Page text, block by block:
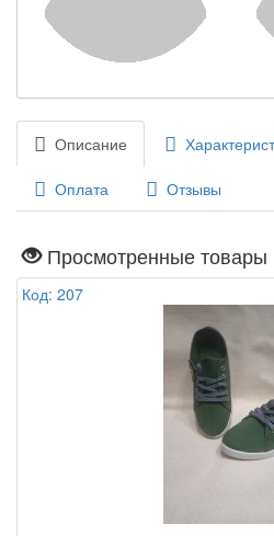
Описание
Оплата Отзывы
Просмотренные товары
Код: 207